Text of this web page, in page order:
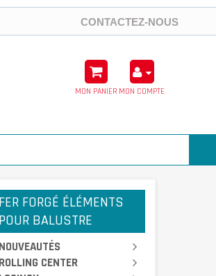
CONTACTEZ-NOUS
MON PANIER MON COMPTE
FER FORGÉ ÉLÉMENTS
POUR BALUSTRE
NOUVEAUTÉS
ROLLING CENTER